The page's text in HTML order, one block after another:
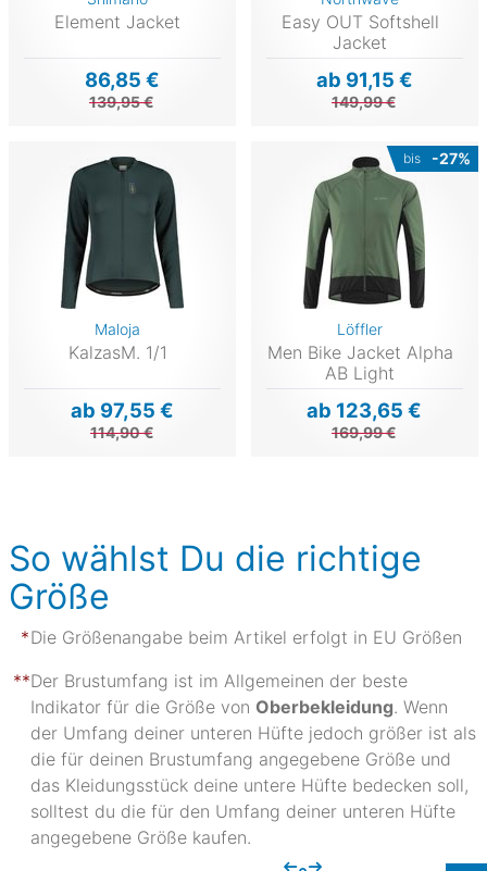
Element Jacket
86,85 €
139,95 €
Easy OUT Softshell
Jacket
ab 91,15 €
149,99 €
Maloja
KalzasM. 1/1
ab 97,55 €
114,90 €
bis -27%
Löffler
Men Bike Jacket Alpha
AB Light
ab 123,65 €
169,99 €
So wählst Du die richtige
Größe
Die Größenangabe beim Artikel erfolgt in EU Größen
Der Brustumfang ist im Allgemeinen der beste
Indikator für die Größe von Oberbekleidung. Wenn
der Umfang deiner unteren Hüfte jedoch größer ist als
die für deinen Brustumfang angegebene Größe und
das Kleidungsstück deine untere Hüfte bedecken soll,
solltest du die für den Umfang deiner unteren Hüfte
angegebene Größe kaufen.